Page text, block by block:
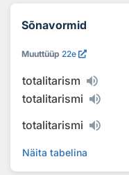
Sõnavormid
Muuttüüp 22e
totalitarism
totalitarismi
totalitarismi
Näita tabelina